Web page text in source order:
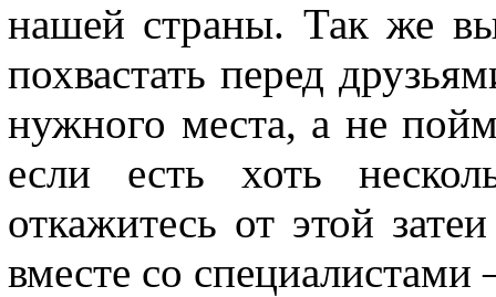
нашей страны. Так же
похвастать перед
нужного места, а не
если есть хоть
откажитесь от этой
вместе со специалистами